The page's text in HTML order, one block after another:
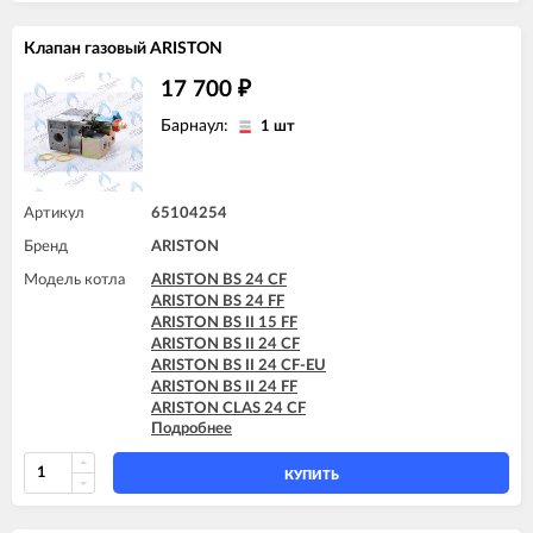
Клапан газовый ARISTON
17 700 ₽
Барнаул: 1 шт
Артикул 65104254
Бренд ARISTON
Модель котла
ARISTON BS 24 CF
ARISTON BS 24 FF
ARISTON BS II 15 FF
ARISTON BS II 24 CF
ARISTON BS II 24 CF-EU
ARISTON BS II 24 FF
ARISTON CLAS 24 CF
ARISTON CLAS 24 FF
ARISTON CLAS 28 FF
ARISTON CLAS B 24 CF
ARISTON CLAS B 24 FF
Подробнее
КУПИТЬ